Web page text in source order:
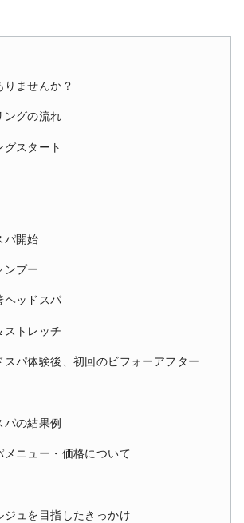
りませんか？
ングの流れ
スタート
開始
プー
ッドスパ
トレッチ
スパ体験後、初回のビフォーアフター
パの結果例
メニュー・価格について
ジュを目指したきっかけ